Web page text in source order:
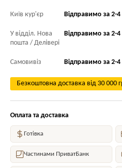
Київ кур'єр Відправимо за 2-4
У відділ. Нова
пошта / Делівері
Відправимо за 2-4
Самовивіз Відправимо за 2-4
Безкоштовна доставка від 30 000
Оплата та доставка
Готівка
Частинами ПриватБанк